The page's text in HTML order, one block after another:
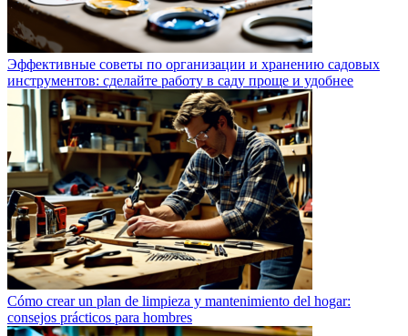
Эффективные советы по организации и хранению садовых
инструментов: сделайте работу в саду проще и удобнее
Cómo crear un plan de limpieza y mantenimiento del hogar:
consejos prácticos para hombres